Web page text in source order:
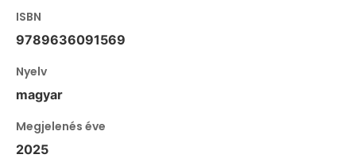
ISBN
9789636091569
Nyelv
magyar
Megjelenés éve
2025